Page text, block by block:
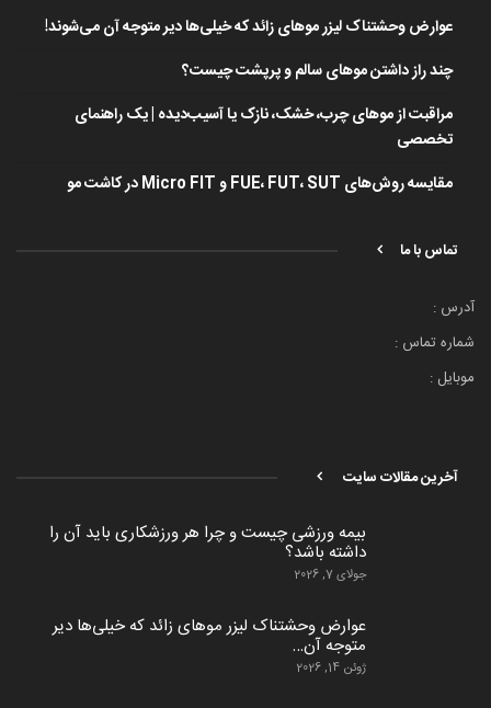
عوارض وحشتناک لیزر موهای زائد که خیلی‌ها دیر متوجه آن می‌شوند!
چند راز داشتن موهای سالم و پرپشت چیست؟
مراقبت از موهای چرب، خشک، نازک یا آسیب‌دیده | یک راهنمای
تخصصی
مقایسه روش‌های FUE، FUT، SUT و Micro FIT در کاشت مو
تماس با ما
آدرس :
شماره تماس :
موبایل :
آخرین مقالات سایت
بیمه ورزشی چیست و چرا هر ورزشکاری باید آن را
داشته باشد؟
جولای 7, 2026
عوارض وحشتناک لیزر موهای زائد که خیلی‌ها دیر
متوجه آن…
ژوئن 14, 2026